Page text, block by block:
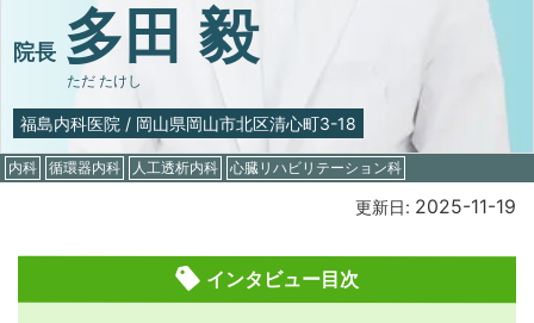
院長 多田 毅
ただ たけし
福島内科医院 / 岡山県岡山市北区清心町3-18
内科 循環器内科 人工透析内科 心臓リハビリテーション科
更新日: 2025-11-19
インタビュー目次